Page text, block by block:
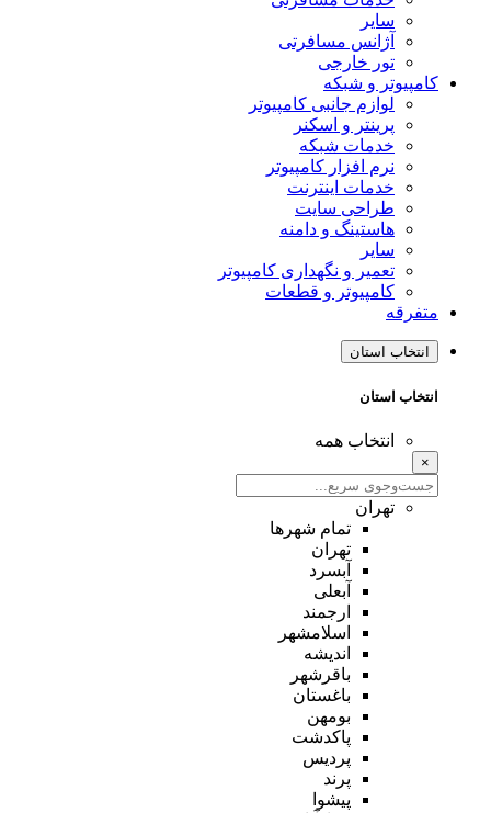
سایر
آژانس مسافرتی
تور خارجی
کامپیوتر و شبکه
لوازم جانبی کامپیوتر
پرینتر و اسکنر
خدمات شبکه
نرم افزار کامپیوتر
خدمات اینترنت
طراحی سایت
هاستینگ و دامنه
سایر
تعمیر و نگهداری کامپیوتر
کامپیوتر و قطعات
متفرقه
انتخاب استان
انتخاب استان
انتخاب همه
×
تهران
تمام شهر‌ها
تهران
آبسرد
آبعلی
ارجمند
اسلامشهر
اندیشه
باقرشهر
باغستان
بومهن
پاکدشت
پردیس
پرند
پیشوا